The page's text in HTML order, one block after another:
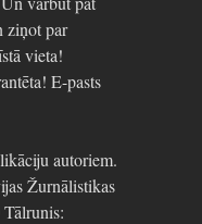
ziņot par
vieta!
E-pasts
autoriem.
Žurnālistikas